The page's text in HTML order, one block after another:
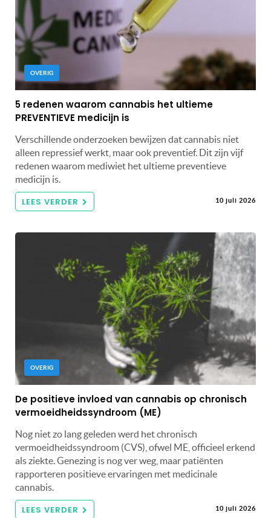
OVERIG
5 redenen waarom cannabis het ultieme
PREVENTIEVE medicijn is
Verschillende onderzoeken bewijzen dat cannabis niet
alleen repressief werkt, maar ook preventief. Dit zijn vijf
redenen waarom mediwiet het ultieme preventieve
medicijn is.
LEES VERDER 10 juli 2026
OVERIG
De positieve invloed van cannabis op chronisch
vermoeidheidssyndroom (ME)
Nog niet zo lang geleden werd het chronisch
vermoeidheidssyndroom (CVS), ofwel ME, officieel erkend
als ziekte. Genezing is nog ver weg, maar patiënten
rapporteren positieve ervaringen met medicinale
cannabis.
LEES VERDER 10 juli 2026